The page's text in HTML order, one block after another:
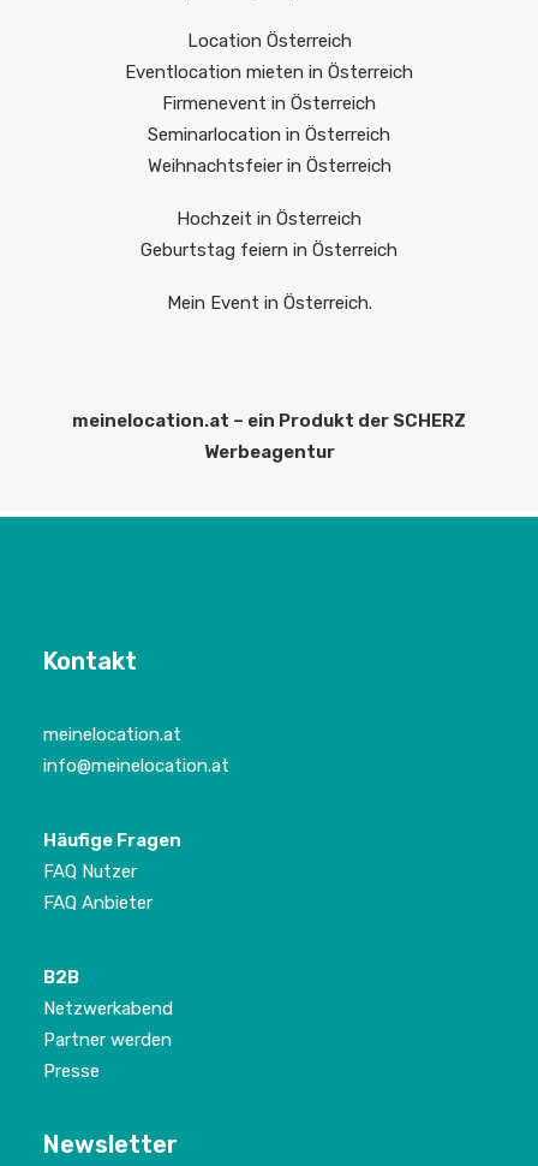
Location Österreich
Eventlocation mieten in Österreich
Firmenevent in Österreich
Seminarlocation in Österreich
Weihnachtsfeier in Österreich
Hochzeit in Österreich
Geburtstag feiern in Österreich
Mein Event in Österreich.
meinelocation.at – ein Produkt der SCHERZ
Werbeagentur
Kontakt
meinelocation.at
info@meinelocation.at
Häufige Fragen
FAQ Nutzer
FAQ Anbieter
B2B
Netzwerkabend
Partner werden
Presse
Newsletter